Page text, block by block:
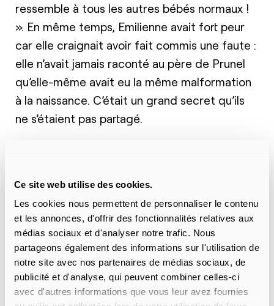
Ce site web utilise des cookies.
Les cookies nous permettent de personnaliser le contenu
et les annonces, d'offrir des fonctionnalités relatives aux
médias sociaux et d'analyser notre trafic. Nous
partageons également des informations sur l'utilisation de
notre site avec nos partenaires de médias sociaux, de
publicité et d'analyse, qui peuvent combiner celles-ci
avec d'autres informations que vous leur avez fournies
ressemble à tous les autres bébés normaux !
». En même temps, Emilienne avait fort peur
car elle craignait avoir fait commis une faute :
elle n’avait jamais raconté au père de Prunel
qu’elle-même avait eu la même malformation
à la naissance. C’était un grand secret qu’ils
ne s’étaient pas partagé.
et palais fendus. Normalement, les enfants
nés avec cette malformation ne la
transmettent à leurs enfants que dans 5% des
cas. La lèvre et le palais de maman Emilienne
avaient été remédiés il y a 20 ans sur un autre
bateau de Mercy Ships. Le Dr Gary Parker
allait maintenant pratiquer la même